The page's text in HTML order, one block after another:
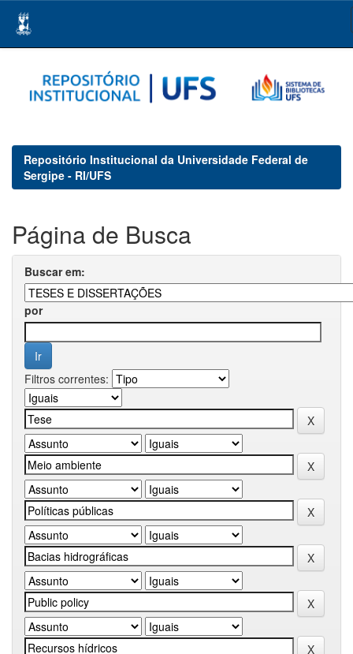
navigation
Repositório Institucional da Universidade Federal de
Sergipe - RI/UFS
Página de Busca
Buscar em:
por
Filtros correntes: